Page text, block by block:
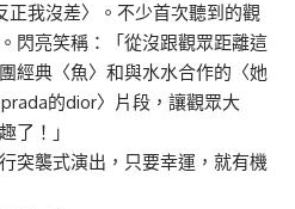
正我沒差〉。不少首次聽到的觀
閃亮笑稱：「從沒跟觀眾距離這
經典〈魚〉和與水水合作的〈她
的dior〉片段，讓觀眾大
了！」
突襲式演出，只要幸運，就有機